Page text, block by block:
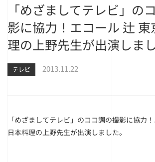
「めざましてテレビ」の
影に協力！エコール 辻
理の上野先生が出演しまし
テレビ 2013.11.22
「めざましてテレビ」のココ調の撮影に協力
日本料理の上野先生が出演しました。